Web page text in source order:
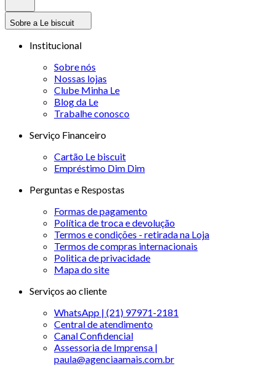
Sobre a Le biscuit
Institucional
Sobre nós
Nossas lojas
Clube Minha Le
Blog da Le
Trabalhe conosco
Serviço Financeiro
Cartão Le biscuit
Empréstimo Dim Dim
Perguntas e Respostas
Formas de pagamento
Política de troca e devolução
Termos e condições - retirada na Loja
Termos de compras internacionais
Politica de privacidade
Mapa do site
Serviços ao cliente
WhatsApp | (21) 97971-2181
Central de atendimento
Canal Confidencial
Assessoria de Imprensa |
paula@agenciaamais.com.br